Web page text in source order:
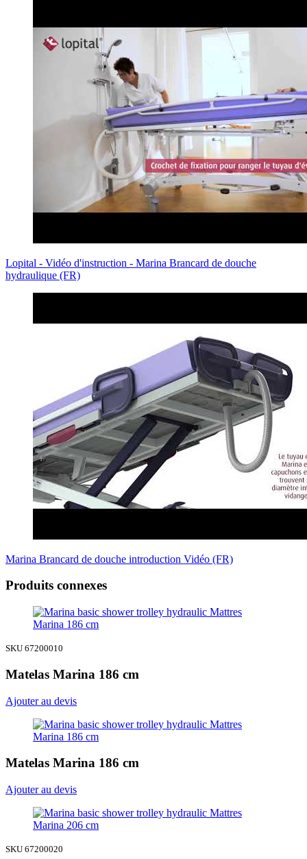
Lopital - Vidéo d'instruction - Marina Brancard de douche
hydraulique (FR)
Marina Brancard de douche introduction Vidéo (FR)
Produits connexes
SKU 67200010
Matelas Marina 186 cm
Ajouter au devis
Matelas Marina 186 cm
Ajouter au devis
SKU 67200020